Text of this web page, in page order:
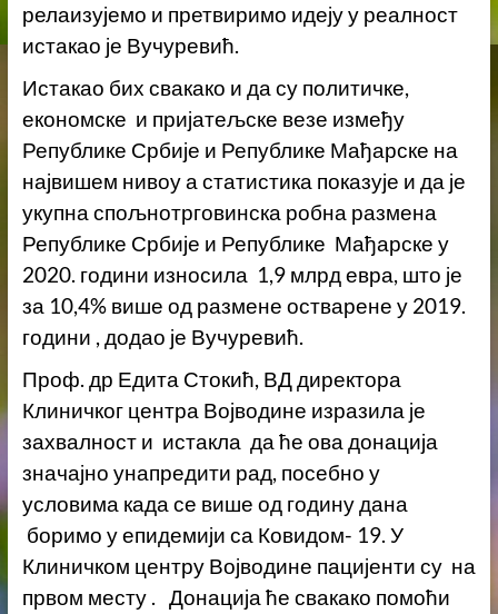
релаизујемо и претвиримо идеју у реалност
истакао је Вучуревић.
Истакао бих свакако и да су политичке,
економске и пријатељске везе између
Републике Србије и Републике Мађарске на
највишем нивоу а статистика показује и да је
укупна спољнотрговинска робна размена
Републике Србије и Републике Мађарске у
2020. години износила 1,9 млрд евра, што је
за 10,4% више од размене остварене у 2019.
години , додао је Вучуревић.
Проф. др Едита Стокић, ВД директора
Клиничког центра Војводине изразила је
захвалност и истакла да ће ова донација
значајно унапредити рад, посебно у
условима када се више од годину дана
боримо у епидемији са Ковидом- 19. У
Клиничком центру Војводине пацијенти су на
првом месту . Донација ће свакако помоћи